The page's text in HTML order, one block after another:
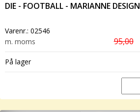
DIE - FOOTBALL - MARIANNE DESIGN
Varenr.: 02546
m. moms
95,00
På lager